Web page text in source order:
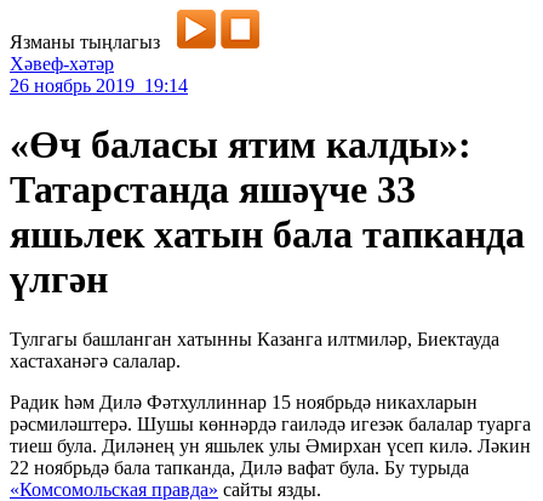
Язманы тыңлагыз
Хәвеф-хәтәр
26 ноябрь 2019 19:14
«Өч баласы ятим калды»:
Татарстанда яшәүче 33
яшьлек хатын бала тапканда
үлгән
Тулгагы башланган хатынны Казанга илтмиләр, Биектауда
хастаханәгә салалар.
Радик һәм Дилә Фәтхуллиннар 15 ноябрьдә никахларын
рәсмиләштерә. Шушы көннәрдә гаиләдә игезәк балалар туарга
тиеш була. Диләнең ун яшьлек улы Әмирхан үсеп килә. Ләкин
22 ноябрьдә бала тапканда, Дилә вафат була. Бу турыда
«Комсомольская правда» сайты язды.